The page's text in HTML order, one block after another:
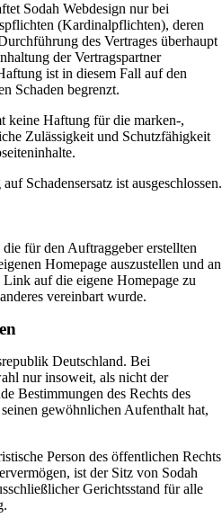
Sodah Webdesign nur bei
(Kardinalpflichten), deren
des Vertrages überhaupt
der Vertragspartner
ist in diesem Fall auf den
Schaden begrenzt.
keine Haftung für die marken-,
Zulässigkeit und Schutzfähigkeit
Schadensersatz ist ausgeschlossen.
für den Auftraggeber erstellten
Homepage auszustellen und an
Link auf die eigene Homepage zu
vereinbart wurde.
Deutschland. Bei
nur insoweit, als nicht der
Bestimmungen des Rechts des
gewöhnlichen Aufenthalt hat,
Person des öffentlichen Rechts
ist der Sitz von Sodah
Gerichtsstand für alle